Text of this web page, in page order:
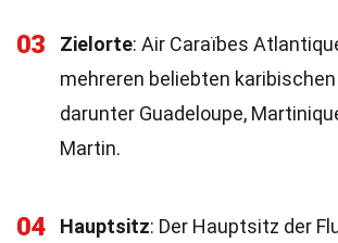
03 Zielorte: Air Caraïbes
mehreren beliebten karibischen
darunter Guadeloupe,
Martin.
04 Hauptsitz: Der Hauptsitz der